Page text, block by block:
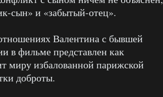
сын» и «забытый-отец».
Валентина с бывшей
в фильме представлен как
миру избалованной парижской
доброты.